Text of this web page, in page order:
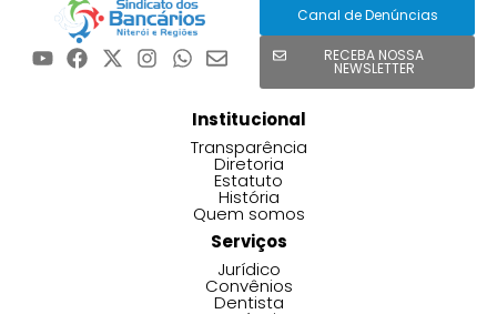
Canal de Denúncias
RECEBA NOSSA
NEWSLETTER
Institucional
Transparência
Diretoria
Estatuto
História
Quem somos
Serviços
Jurídico
Convênios
Dentista